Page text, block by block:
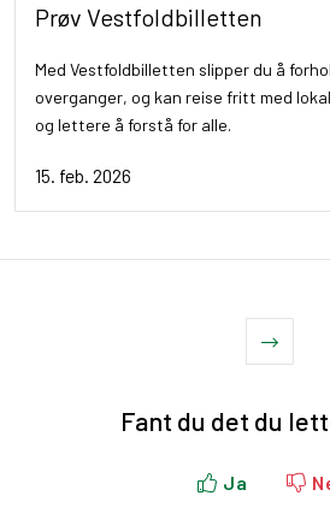
Prøv Vestfoldbilletten
Med Vestfoldbilletten slipper du å
overganger, og kan reise fritt med
og lettere å forstå for alle.
15. feb. 2026
Fant du det du
Ja